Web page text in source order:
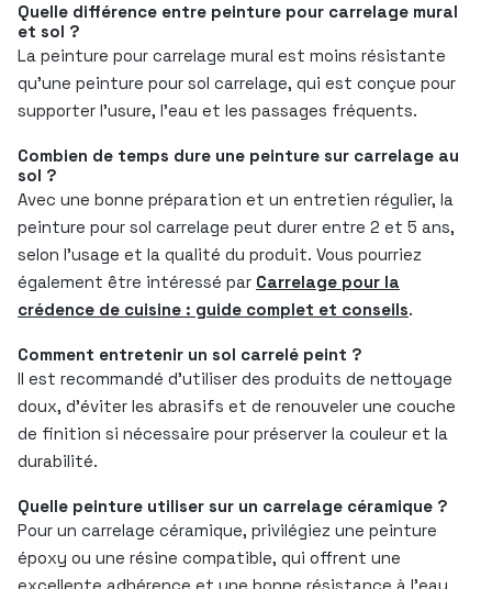
Quelle différence entre peinture pour carrelage mural
et sol ?
La peinture pour carrelage mural est moins résistante
qu’une peinture pour sol carrelage, qui est conçue pour
supporter l’usure, l’eau et les passages fréquents.
Combien de temps dure une peinture sur carrelage au
sol ?
Avec une bonne préparation et un entretien régulier, la
peinture pour sol carrelage peut durer entre 2 et 5 ans,
selon l’usage et la qualité du produit. Vous pourriez
également être intéressé par Carrelage pour la
crédence de cuisine : guide complet et conseils.
Comment entretenir un sol carrelé peint ?
Il est recommandé d’utiliser des produits de nettoyage
doux, d’éviter les abrasifs et de renouveler une couche
de finition si nécessaire pour préserver la couleur et la
durabilité.
Quelle peinture utiliser sur un carrelage céramique ?
Pour un carrelage céramique, privilégiez une peinture
époxy ou une résine compatible, qui offrent une